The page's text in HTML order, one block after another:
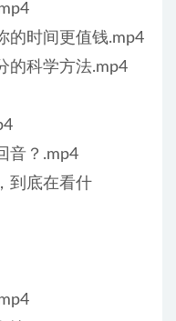
的时间更值钱.mp4
的科学方法.mp4
音？.mp4
到底在看什